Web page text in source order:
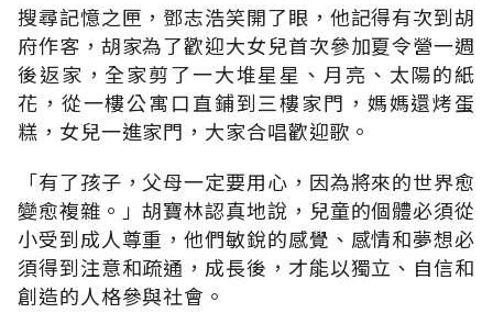
搜尋記憶之匣，鄧志浩笑開了眼，他記得有次到胡
府作客，胡家為了歡迎大女兒首次參加夏令營一週
後返家，全家剪了一大堆星星、月亮、太陽的紙
花，從一樓公寓口直鋪到三樓家門，媽媽還烤蛋
糕，女兒一進家門，大家合唱歡迎歌。
「有了孩子，父母一定要用心，因為將來的世界愈
變愈複雜。」胡寶林認真地說，兒童的個體必須從
小受到成人尊重，他們敏銳的感覺、感情和夢想必
須得到注意和疏通，成長後，才能以獨立、自信和
創造的人格參與社會。